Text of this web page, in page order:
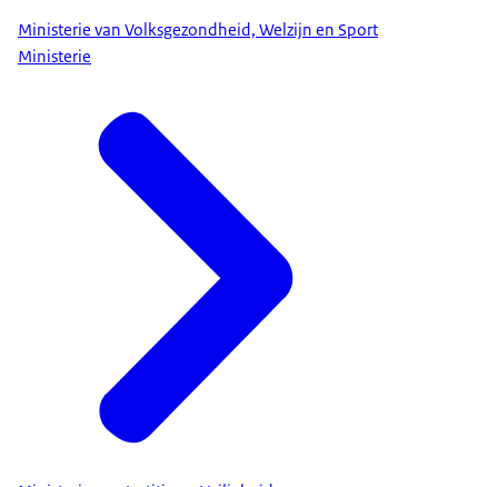
Ministerie van Volksgezondheid, Welzijn en Sport
Ministerie